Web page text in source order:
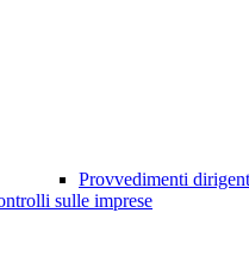
Provvedimenti
sulle imprese